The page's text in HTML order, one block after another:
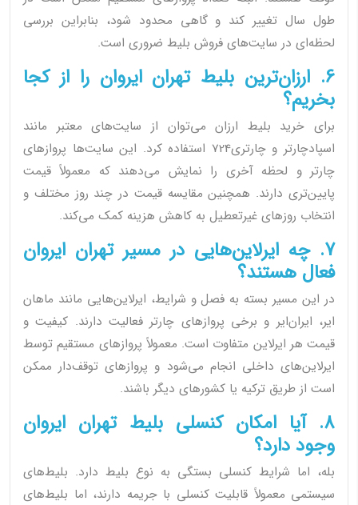
طول سال تغییر کند و گاهی محدود شود، بنابراین بررسی
لحظه‌ای در سایت‌های فروش بلیط ضروری است.
6. ارزان‌ترین بلیط تهران ایروان را از کجا
بخریم؟
برای خرید بلیط ارزان می‌توان از سایت‌های معتبر مانند
اسپادچارتر و چارتری724 استفاده کرد. این سایت‌ها پروازهای
چارتر و لحظه آخری را نمایش می‌دهند که معمولاً قیمت
پایین‌تری دارند. همچنین مقایسه قیمت در چند روز مختلف و
انتخاب روزهای غیرتعطیل به کاهش هزینه کمک می‌کند.
7. چه ایرلاین‌هایی در مسیر تهران ایروان
فعال هستند؟
در این مسیر بسته به فصل و شرایط، ایرلاین‌هایی مانند ماهان
ایر، ایران‌ایر و برخی پروازهای چارتر فعالیت دارند. کیفیت و
قیمت هر ایرلاین متفاوت است. معمولاً پروازهای مستقیم توسط
ایرلاین‌های داخلی انجام می‌شود و پروازهای توقف‌دار ممکن
است از طریق ترکیه یا کشورهای دیگر باشند.
8. آیا امکان کنسلی بلیط تهران ایروان
وجود دارد؟
بله، اما شرایط کنسلی بستگی به نوع بلیط دارد. بلیط‌های
سیستمی معمولاً قابلیت کنسلی با جریمه دارند، اما بلیط‌های